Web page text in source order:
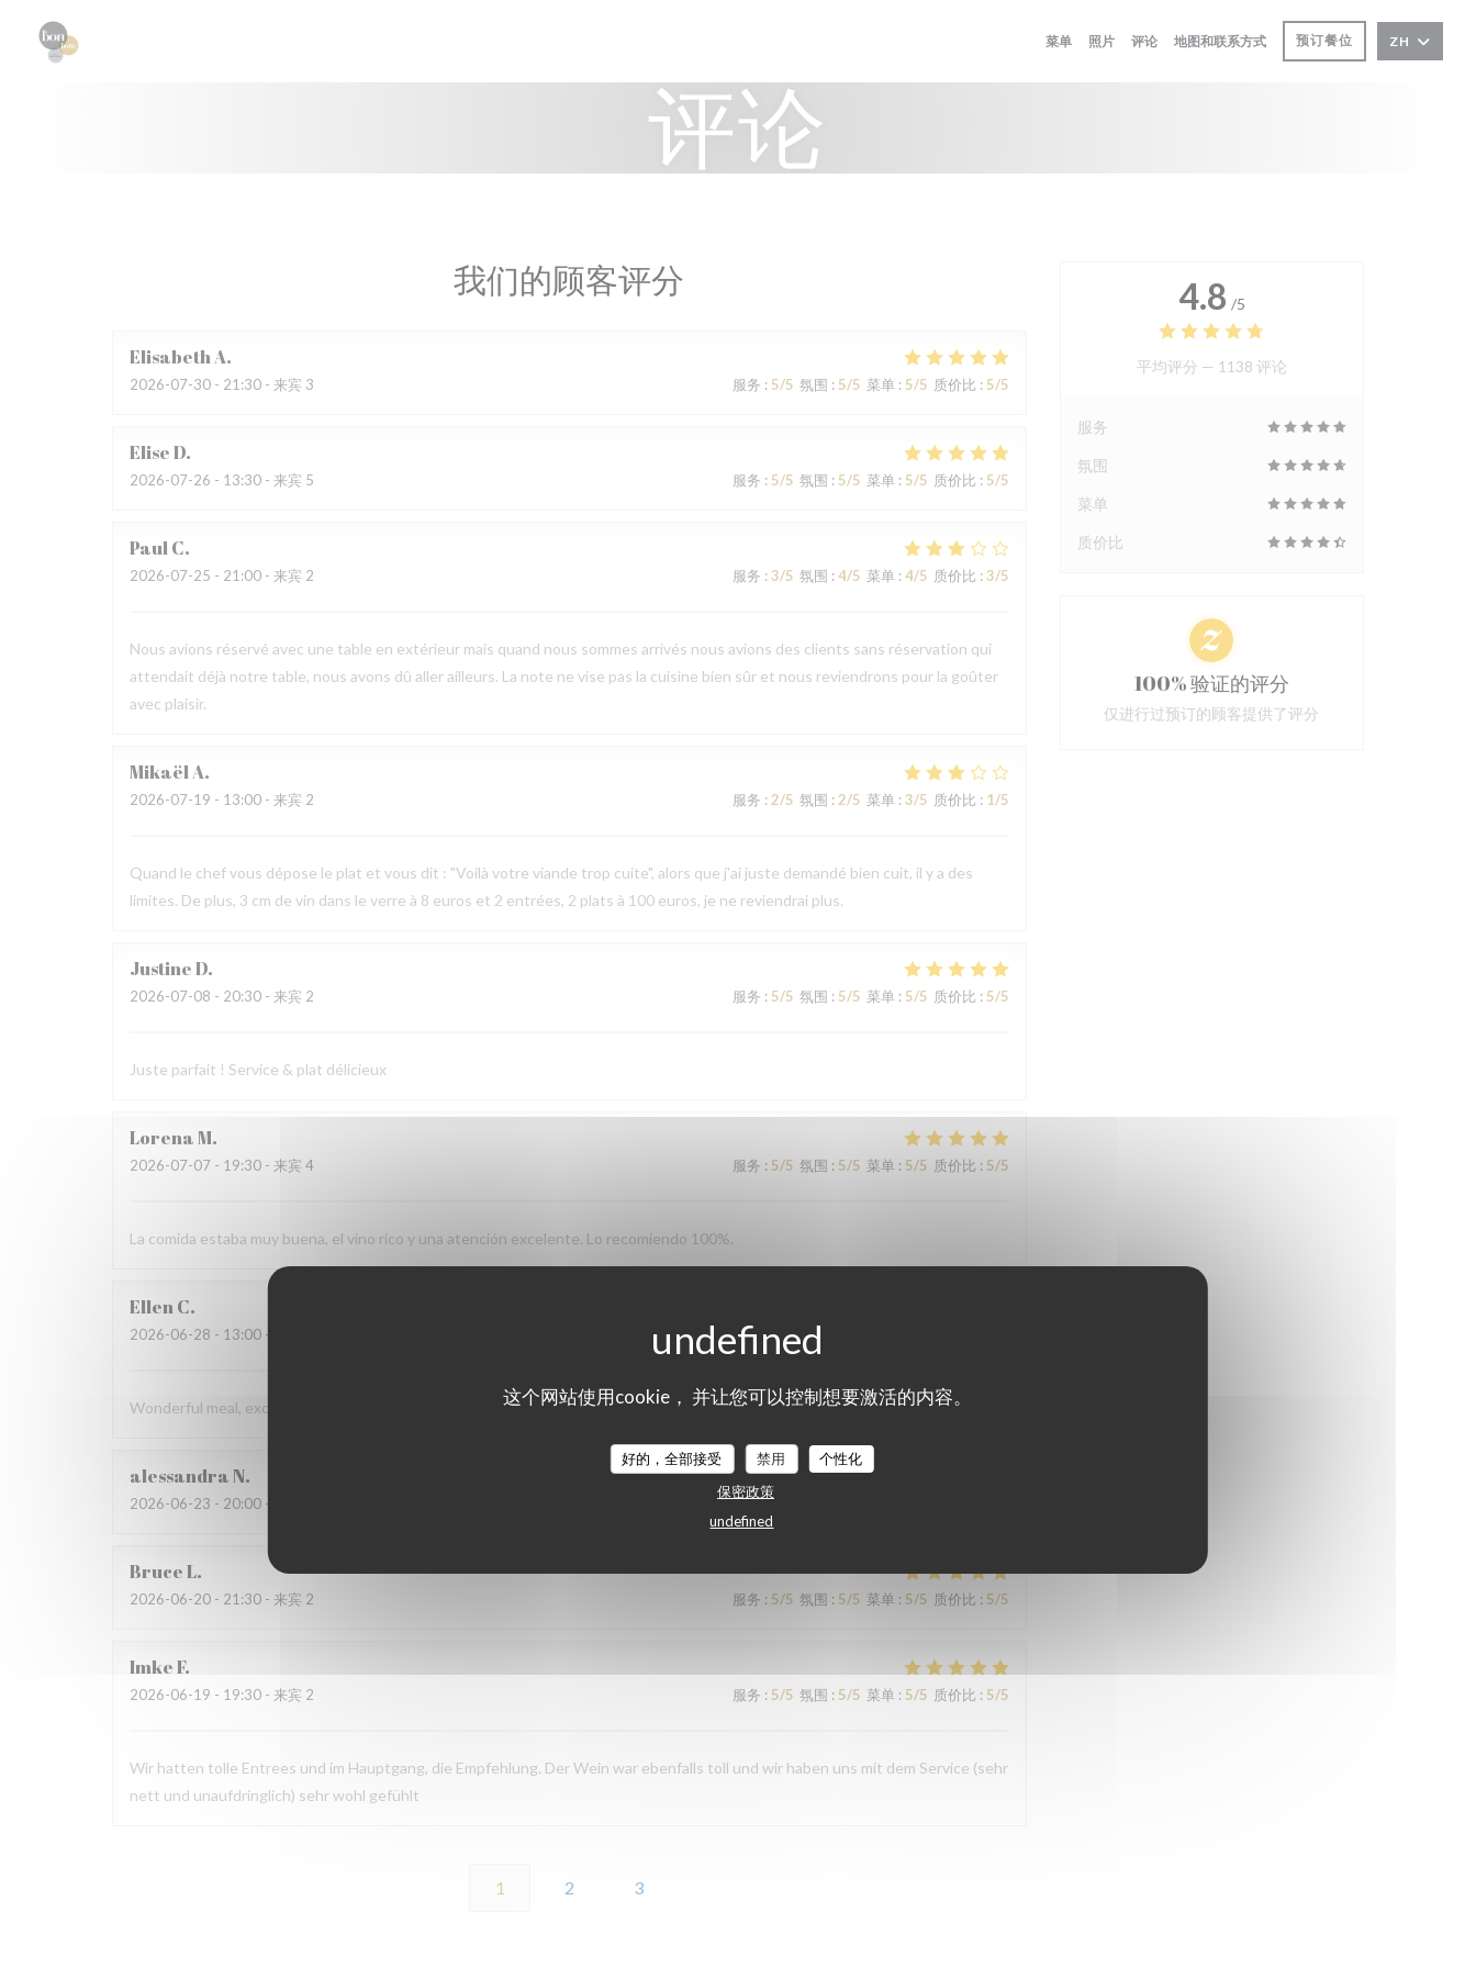
这个网站使用cookie， 并让您可以控制想要激活的内容。
好的，全部接受 禁用
个性化
保密政策
undefined
菜单 照片 评论 地图和联系方式 预订餐位 ZH
评论
我们的顾客评分
ElisabethA
2026-07-30 - 21:30 - 来宾 3 服务 : 5/5 氛围 : 5/5 菜单: 5/5 质价比 : 5/5
EliseD
2026-07-26 - 13:30 - 来宾 5 服务 : 5/5 氛围 : 5/5 菜单: 5/5 质价比 : 5/5
PaulC
2026-07-25 - 21:00 - 来宾 2 服务 : 3/5 氛围 : 4/5 菜单: 4/5 质价比 : 3/5
Nous avions réservé avec une table en extérieur mais quand nous sommes arrivés nous avions des clients sans réservation qui
attendait déjà notre table, nous avons dû aller ailleurs. La note ne vise pas la cuisine bien sûr et nous reviendrons pour la goûter
avec plaisir.
MikaëlA
2026-07-19 - 13:00 - 来宾 2 服务 : 2/5 氛围 : 2/5 菜单: 3/5 质价比 : 1/5
Quand le chef vous dépose le plat et vous dit : "Voilà votre viande trop cuite", alors que j'ai juste demandé bien cuit, il y a des
limites. De plus, 3 cm de vin dans le verre à 8 euros et 2 entrées, 2 plats à 100 euros, je ne reviendrai plus.
JustineD
2026-07-08 - 20:30 - 来宾 2 服务 : 5/5 氛围 : 5/5 菜单: 5/5 质价比 : 5/5
Juste parfait ! Service & plat délicieux
LorenaM
2026-07-07 - 19:30 - 来宾 4 服务 : 5/5 氛围 : 5/5 菜单: 5/5 质价比 : 5/5
La comida estaba muy buena, el vino rico y una atención excelente. Lo recomiendo 100%.
EllenC
2026-06-28 - 13:00 - 来宾 4 服务 :5/5 氛围
Wonderful meal, excellent service, and a beautiful environment. We will definitely be back!
alessandra N
2026-06-23 - 20:00 - 来宾 4 服务:5
BruceL
2026-06-20 - 21:30 - 来宾 2 服务 : 5/5 氛围 : 5/5 菜单 : 5/5 质价比 : 5/5
ImkeF
2026-06-19 - 19:30 - 来宾 2 服务 : 5/5 氛围 : 5/5 菜单: 5/5 质价比 : 5/5
Wir hatten tolle Entrees und im Hauptgang, die Empfehlung. Der Wein war ebenfalls toll und wir haben uns mit dem Service (sehr
nett und unaufdringlich) sehr wohl gefühlt
1 2 3
4.8 /5
平均评分 — 1138 评论
服务
氛围
菜单
质价比
100% 验证的评分
仅进行过预订的顾客提供了评分